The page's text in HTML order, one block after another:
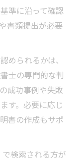
準に沿って確認
書類提出が必要
められるかは、
士の専門的な判
成功事例や失敗
す。必要に応じ
書の作成もサポ
検索される方が